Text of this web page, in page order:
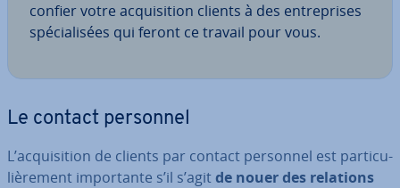
confier votre ac­qui­si­tion clients à des en­tre­prises
spé­cia­li­sées qui feront ce travail pour vous.
Le contact personnel
L’ac­qui­si­tion de clients par contact personnel est par­ti­cu­
liè­re­ment im­por­tante s’il s’agitde nouer des relations